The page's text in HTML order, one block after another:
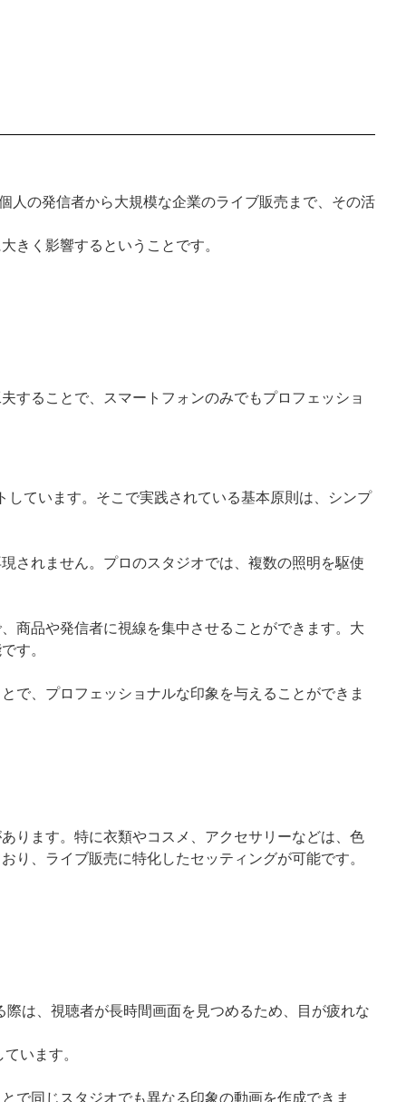
人の発信者から大規模な企業のライブ販売まで、その活
きく影響するということです。
することで、スマートフォンのみでもプロフェッショ
ています。そこで実践されている基本原則は、シンプ
されません。プロのスタジオでは、複数の照明を駆使
商品や発信者に視線を集中させることができます。大
す。
で、プロフェッショナルな印象を与えることができま
ります。特に衣類やコスメ、アクセサリーなどは、色
、ライブ販売に特化したセッティングが可能です。
は、視聴者が長時間画面を見つめるため、目が疲れな
います。
で同じスタジオでも異なる印象の動画を作成できま